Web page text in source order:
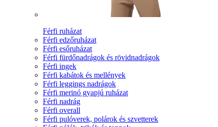
Férfi ruházat
Férfi edzőruházat
Férfi esőruházat
Férfi fürdőnadrágok és rövidnadrágok
Férfi ingek
Férfi kabátok és mellények
Férfi leggings nadrágok
Férfi merinó gyapjú ruházat
Férfi nadrág
Férfi overall
Férfi pulóverek, polárok és szvetterek